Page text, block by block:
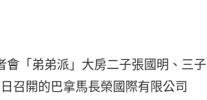
「弟弟派」大房二子張國明、三子
召開的巴拿馬長榮國際有限公司